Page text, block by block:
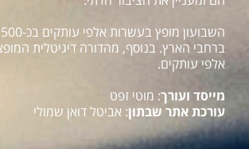
ברחבי הארץ. בנוסף, מהדורה דיגיטלית
אלפי עותקים.
מייסד ועורך: מוטי זפט
עורכת אתר שבתון: אביטל דואן שמולי